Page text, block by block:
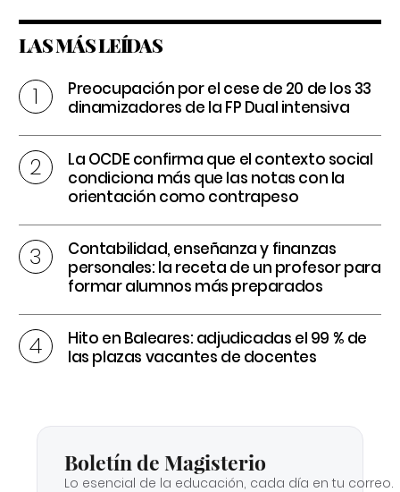
LAS MÁS LEÍDAS
Preocupación por el cese de 20 de los 33
dinamizadores de la FP Dual intensiva
La OCDE confirma que el contexto social
condiciona más que las notas con la
orientación como contrapeso
Contabilidad, enseñanza y finanzas
personales: la receta de un profesor para
formar alumnos más preparados
Hito en Baleares: adjudicadas el 99 % de
las plazas vacantes de docentes
Boletín de Magisterio
Lo esencial de la educación, cada día en tu correo.